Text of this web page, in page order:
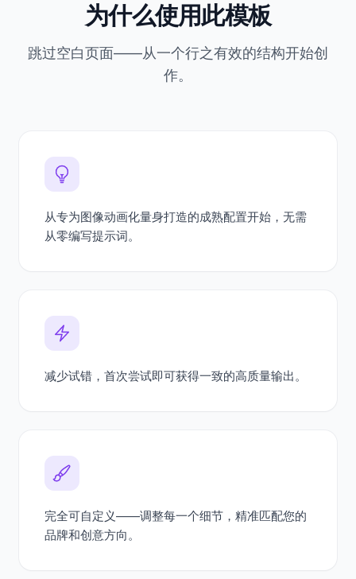
为什么使用此模板
跳过空白页面——从一个行之有效的结构开始创
作。
从专为图像动画化量身打造的成熟配置开始，无需
从零编写提示词。
减少试错，首次尝试即可获得一致的高质量输出。
完全可自定义——调整每一个细节，精准匹配您的
品牌和创意方向。